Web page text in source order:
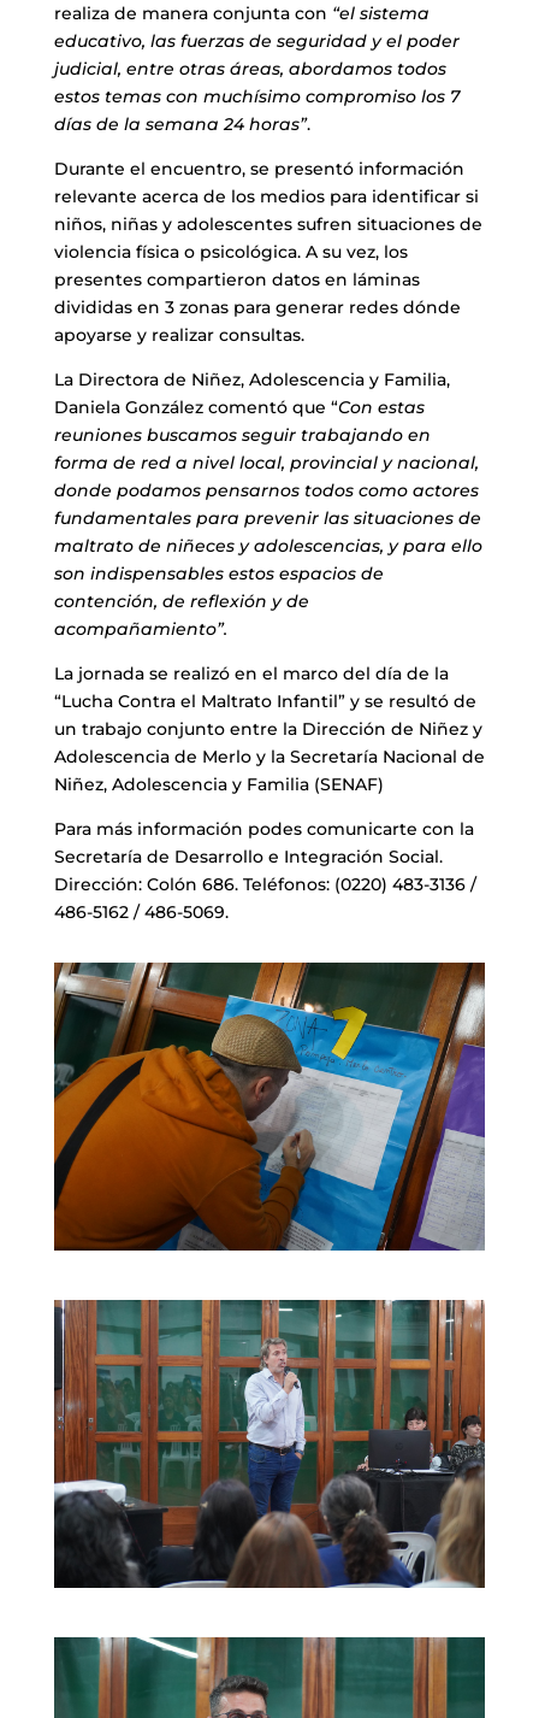
realiza de manera conjunta con “el sistema
educativo, las fuerzas de seguridad y el poder
judicial, entre otras áreas, abordamos todos
estos temas con muchísimo compromiso los 7
días de la semana 24 horas”.
Durante el encuentro, se presentó información
relevante acerca de los medios para identificar si
niños, niñas y adolescentes sufren situaciones de
violencia física o psicológica. A su vez, los
presentes compartieron datos en láminas
divididas en 3 zonas para generar redes dónde
apoyarse y realizar consultas.
La Directora de Niñez, Adolescencia y Familia,
Daniela González comentó que “Con estas
reuniones buscamos seguir trabajando en
forma de red a nivel local, provincial y nacional,
donde podamos pensarnos todos como actores
fundamentales para prevenir las situaciones de
maltrato de niñeces y adolescencias, y para ello
son indispensables estos espacios de
contención, de reflexión y de
acompañamiento”.
La jornada se realizó en el marco del día de la
“Lucha Contra el Maltrato Infantil” y se resultó de
un trabajo conjunto entre la Dirección de Niñez y
Adolescencia de Merlo y la Secretaría Nacional de
Niñez, Adolescencia y Familia (SENAF)
Para más información podes comunicarte con la
Secretaría de Desarrollo e Integración Social.
Dirección: Colón 686. Teléfonos: (0220) 483-3136 /
486-5162 / 486-5069.